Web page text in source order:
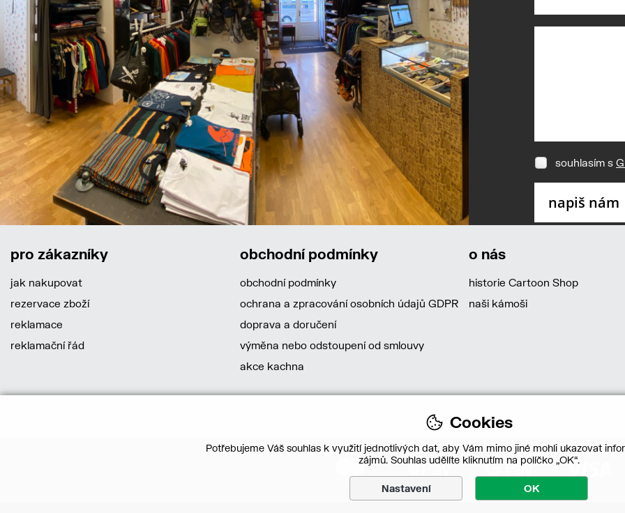
souhlasím s
pro zákazníky
jak nakupovat
rezervace zboží
reklamace
reklamační řád
obchodní podmínky
obchodní podmínky
ochrana a zpracování osobních údajů GDPR
doprava a doručení
výměna nebo odstoupení od smlouvy
akce kachna
o nás
historie Cartoon Shop
naši kámoši
Cookies
Potřebujeme Váš souhlas k využití jednotlivých dat, aby Vám mimo jiné mohli ukazovat
zájmů. Souhlas udělíte kliknutím na políčko „OK“.
Nastavení OK